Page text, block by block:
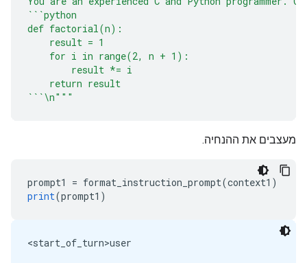
```python
def factorial(n):
result = 1
for i in range(2, n + 1):
result *= i
return result
```\n"""
מעצבים את ההנחיה.
prompt1 = format_instruction_prompt(context1 )
print(prompt1 )
<start_of_turn>user